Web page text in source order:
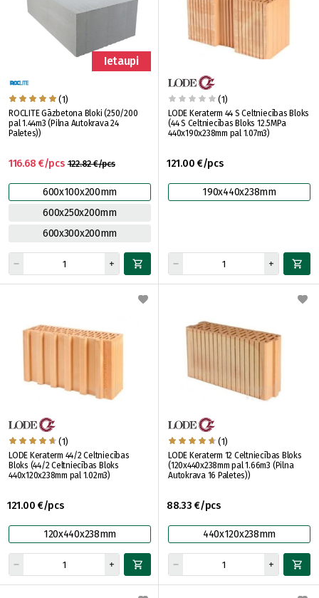
Ietaupi
(1)
ROCLITE Gāzbetona Bloki (250/200
pal 1.44m3 (Pilna Autokrava 24
Paletes))
122.82 €/pcs
116.68 €/pcs
600x100x200mm
600x250x200mm
600x300x200mm
(1)
LODE Keraterm 44 S Celtniecības Bloks
(44 S Celtniecības Bloks 12.5MPa
440x190x238mm pal 1.07m3)
121.00 €/pcs
190x440x238mm
(1)
LODE Keraterm 44/2 Celtniecības
Bloks (44/2 Celtniecības Bloks
440x120x238mm pal 1.02m3)
121.00 €/pcs
120x440x238mm
(1)
LODE Keraterm 12 Celtniecības Bloks
(120x440x238mm pal 1.66m3 (Pilna
Autokrava 16 Paletes))
88.33 €/pcs
440x120x238mm